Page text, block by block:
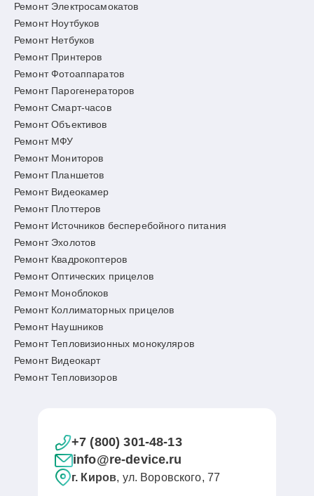
Ремонт Электросамокатов
Ремонт Ноутбуков
Ремонт Нетбуков
Ремонт Принтеров
Ремонт Фотоаппаратов
Ремонт Парогенераторов
Ремонт Смарт-часов
Ремонт Объективов
Ремонт МФУ
Ремонт Мониторов
Ремонт Планшетов
Ремонт Видеокамер
Ремонт Плоттеров
Ремонт Источников бесперебойного питания
Ремонт Эхолотов
Ремонт Квадрокоптеров
Ремонт Оптических прицелов
Ремонт Моноблоков
Ремонт Коллиматорных прицелов
Ремонт Наушников
Ремонт Тепловизионных монокуляров
Ремонт Видеокарт
Ремонт Тепловизоров
+7 (800) 301-48-13
info@re-device.ru
г. Киров, ул. Воровского, 77